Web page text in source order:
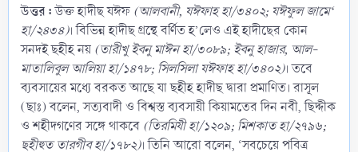
উত্তর :উক্ত হাদীছ যঈফ (আলবানী, যঈফাহ হা/৩৪০২; যঈফুল জামে‘
হা/২৪৩৪)। বিভিন্ন হাদীছ গ্রন্থে বর্ণিত হ’লেও এই হাদীছের কোন
সনদই ছহীহ নয় (তারীখু ইবনু মাঈন হা/৩০৮৯; ইবনু হাজার, আল-
মাতালিবুল আলিয়া হা/১৪৭৮; সিলসিলা যঈফাহ হা/৩৪০২)। তবে
ব্যবসায়ের মধ্যে বরকত আছে যা ছহীহ হাদীছ দ্বারা প্রমাণিত। রাসূল
(ছাঃ) বলেন, সত্যবাদী ও বিশ্বস্ত ব্যবসায়ী কিয়ামতের দিন নবী, ছিদ্দীক
ও শহীদগণের সঙ্গে থাকবে (তিরমিযী হা/১২০৯; মিশকাত হা/২৭৯৬;
ছহীহুত তারগীব হা/১৭৮২)। তিনি আরো বলেন, ‘সবচেয়ে পবিত্র